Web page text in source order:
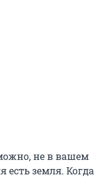
не в вашем
есть земля. Когда